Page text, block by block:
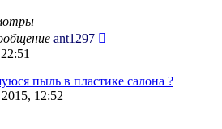
ant1297
пыль в пластике салона ?
12:52